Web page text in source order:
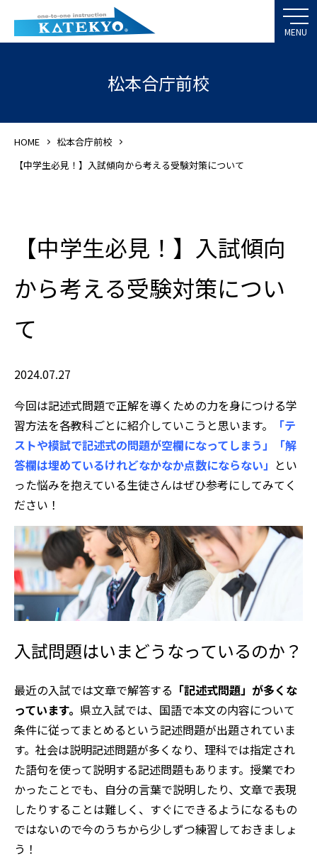
松本合庁前校
HOME
松本合庁前校
【中学生必見！】入試傾向から考える受験対策について
【中学生必見！】入試傾向
から考える受験対策につい
て
2024.07.27
今回は記述式問題で正解を導くための力を身につける学
習方法を各教科ごとに紹介していこうと思います。
「テ
ストや模試で記述式の問題が空欄になってしまう」「解
答欄は埋めているけれどなかなか点数にならない」 とい
った悩みを抱えている生徒さんはぜひ参考にしてみてく
ださい！
入試問題はいまどうなっているのか？
最近の入試では文章で解答する 「記述式問題」が多くな
っています。 県立入試では、国語で本文の内容について
条件に従ってまとめるという記述問題が出題されていま
す。社会は説明記述問題が多くなり、理科では指定され
た語句を使って説明する記述問題もあります。授業でわ
かったことでも、自分の言葉で説明したり、文章で表現
したりすることは難しく、すぐにできるようになるもの
ではないので今のうちから少しずつ練習しておきましょ
う！